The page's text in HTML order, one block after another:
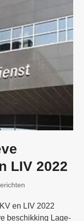
LIV 2022
en LIV 2022
beschikking Lage-